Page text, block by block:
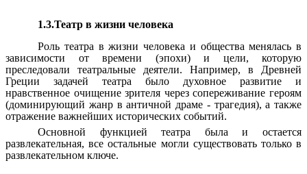
1.3.Театр в жизни человека
Роль театра в жизни человека и общества менялась в
зависимости от времени (эпохи) и цели, которую
преследовали театральные деятели. Например, в Древней
Греции задачей театра было духовное развитие и
нравственное очищение зрителя через сопереживание героям
(доминирующий жанр в античной драме - трагедия), а также
отражение важнейших исторических событий.
Основной функцией театра была и остается
развлекательная, все остальные могли существовать только в
развлекательном ключе.